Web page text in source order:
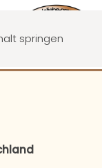
springen